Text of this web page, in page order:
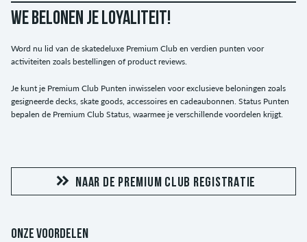
WE BELONEN JE LOYALITEIT!
Word nu lid van de skatedeluxe Premium Club en verdien punten voor
activiteiten zoals bestellingen of product reviews.
Je kunt je Premium Club Punten inwisselen voor exclusieve beloningen zoals
gesigneerde decks, skate goods, accessoires en cadeaubonnen. Status Punten
bepalen de Premium Club Status, waarmee je verschillende voordelen krijgt.
NAAR DE PREMIUM CLUB REGISTRATIE
ONZE VOORDELEN